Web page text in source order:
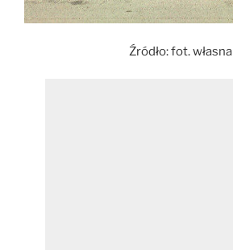
Źródło: fot. własna